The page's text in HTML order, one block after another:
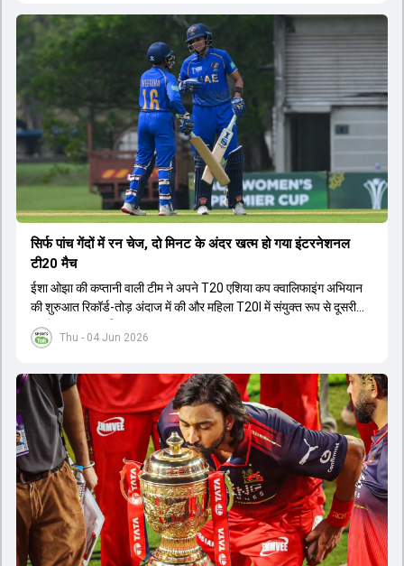
Thu - 04 Jun 2026
सिर्फ पांच गेंदों में रन चेज, दो मिनट के अंदर खत्म हो गया इंटरनेशनल
टी20 मैच
ईशा ओझा की कप्तानी वाली टीम ने अपने T20 एशिया कप क्वालिफाइंग अभियान
की शुरुआत रिकॉर्ड-तोड़ अंदाज में की और महिला T20I में संयुक्त रूप से दूसरी
सबसे बड़ी जीत दर्ज की.